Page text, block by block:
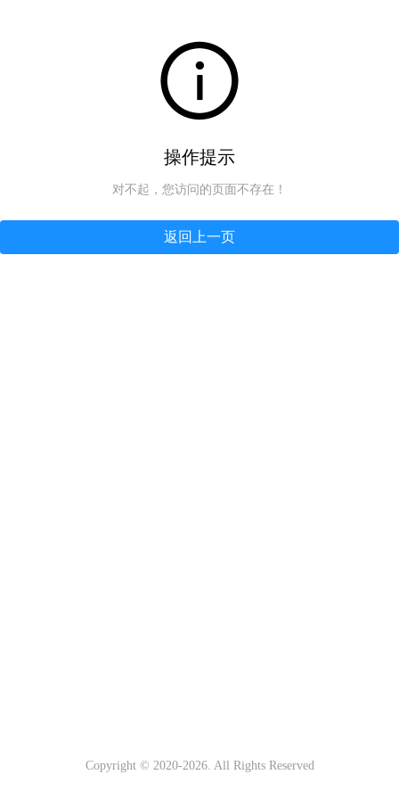
操作提示
对不起，您访问的页面不存在！
返回上一页
Copyright © 2020-2026. All Rights Reserved